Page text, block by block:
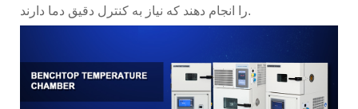
را انجام دهند که نیاز به کنترل دقیق دما دارند.